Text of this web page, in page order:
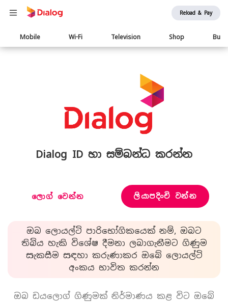
Reload & Pay
Main
navigation
Mobile Wi-Fi Television Shop
Dialog ID හා සම්බන්ධ කරන්න
ලොග් වෙන්න ලියාපදිංචි වන්න
ඔබ ලොයල්ටි පාරිභෝගිකයෙක් නම්, ඔබට
තිබිය හැකි විශේෂ දීමනා ලබාගැනීමට ගිණුම
සැකසීම සඳහා කරුණාකර ඔබේ ලොයල්ටි
අංකය භාවිත කරන්න
ඔබ ඩයලොග් ගිණුමක් නිර්මාණය කළ විට ඔබේ